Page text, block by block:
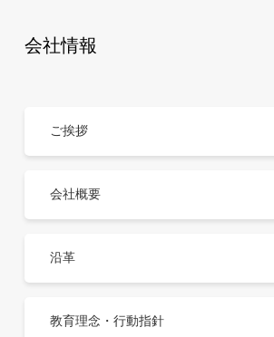
会社情報
ご挨拶
会社概要
沿革
教育理念・行動指針